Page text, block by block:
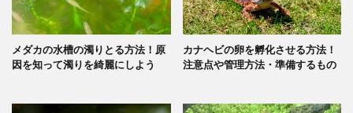
メダカの水槽の濁りとる方法！原
因を知って濁りを綺麗にしよう
カナヘビの卵を孵化させる方法！
注意点や管理方法・準備するもの